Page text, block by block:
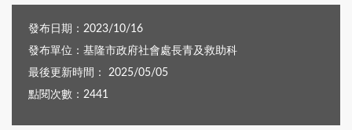
發布日期：2023/10/16
發布單位：基隆市政府社會處長青及救助科
最後更新時間： 2025/05/05
點閱次數：2441